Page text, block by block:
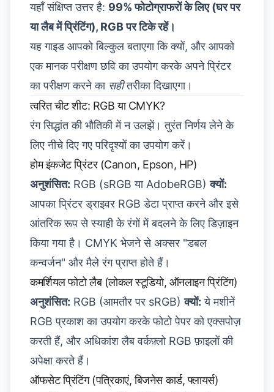
यहाँ संक्षिप्त उत्तर है: 99% फोटोग्राफरों के लिए (घर पर
या लैब में प्रिंटिंग), RGB पर टिके रहें।
यह गाइड आपको बिल्कुल बताएगा कि क्यों, और आपको
एक मानक परीक्षण छवि का उपयोग करके अपने प्रिंटर
का परीक्षण करने का सहीतरीका दिखाएगा।
त्वरित चीट शीट: RGB या CMYK?
रंग सिद्धांत की भौतिकी में न उलझें। तुरंत निर्णय लेने के
लिए नीचे दिए गए परिदृश्यों का उपयोग करें।
होम इंकजेट प्रिंटर (Canon, Epson, HP)
अनुशंसित: RGB (sRGB या AdobeRGB)क्यों:
आपका प्रिंटर ड्राइवर RGB डेटा प्राप्त करने और इसे
आंतरिक रूप से स्याही के रंगों में बदलने के लिए डिज़ाइन
किया गया है। CMYK भेजने से अक्सर "डबल
कन्वर्जन" और मैले रंग प्राप्त होते हैं।
कमर्शियल फोटो लैब (लोकल स्टूडियो, ऑनलाइन प्रिंटिंग)
अनुशंसित: RGB (आमतौर पर sRGB)क्यों: ये मशीनें
RGB प्रकाश का उपयोग करके फोटो पेपर को एक्सपोज़
करती हैं, और अधिकांश लैब वर्कफ़्लो RGB फ़ाइलों की
अपेक्षा करते हैं।
ऑफसेट प्रिंटिंग (पत्रिकाएं, बिजनेस कार्ड, फ्लायर्स)